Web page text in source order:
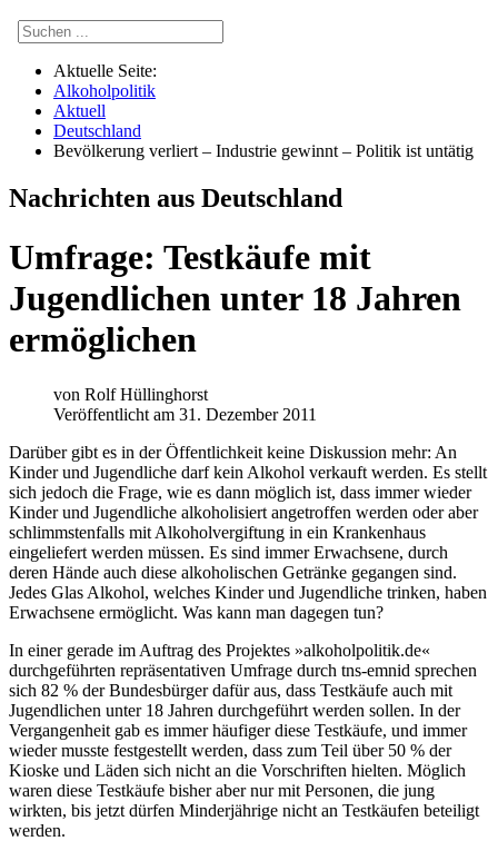
Aktuelle Seite:
Alkoholpolitik
Aktuell
Deutschland
Bevölkerung verliert – Industrie gewinnt – Politik ist untätig
Nachrichten aus Deutschland
Umfrage: Testkäufe mit
Jugendlichen unter 18 Jahren
ermöglichen
von Rolf Hüllinghorst
Veröffentlicht am 31. Dezember 2011
Darüber gibt es in der Öffentlichkeit keine Diskussion mehr: An
Kinder und Jugendliche darf kein Alkohol verkauft werden. Es stellt
sich jedoch die Frage, wie es dann möglich ist, dass immer wieder
Kinder und Jugendliche alkoholisiert angetroffen werden oder aber
schlimmstenfalls mit Alkoholvergiftung in ein Krankenhaus
eingeliefert werden müssen. Es sind immer Erwachsene, durch
deren Hände auch diese alkoholischen Getränke gegangen sind.
Jedes Glas Alkohol, welches Kinder und Jugendliche trinken, haben
Erwachsene ermöglicht. Was kann man dagegen tun?
In einer gerade im Auftrag des Projektes »alkoholpolitik.de«
durchgeführten repräsentativen Umfrage durch tns-emnid sprechen
sich 82 % der Bundesbürger dafür aus, dass Testkäufe auch mit
Jugendlichen unter 18 Jahren durchgeführt werden sollen. In der
Vergangenheit gab es immer häufiger diese Testkäufe, und immer
wieder musste festgestellt werden, dass zum Teil über 50 % der
Kioske und Läden sich nicht an die Vorschriften hielten. Möglich
waren diese Testkäufe bisher aber nur mit Personen, die jung
wirkten, bis jetzt dürfen Minderjährige nicht an Testkäufen beteiligt
werden.